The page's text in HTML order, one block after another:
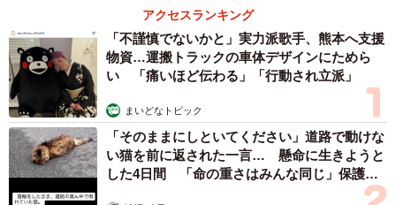
個別並びのレジ 住職の前に2人、おじいさんの
前に1人並んでいたが…
──今回のおじいさんとのエピソードを投稿しようと思った
のは。
「特にこれと言った理由はございませんが、私が体験した
ことをありのままにお伝えしようと、ただ思った次第で
す」
アクセスランキング
「不謹慎でないかと」実力派歌手、熊本へ支援
物資…運搬トラックの車体デザインにためら
い 「痛いほど伝わる」「行動され立派」
まいどなトピック
「そのままにしといてください」道路で動けな
い猫を前に返された一言… 懸命に生きようと
した4日間 「命の重さはみんな同じ」保護団